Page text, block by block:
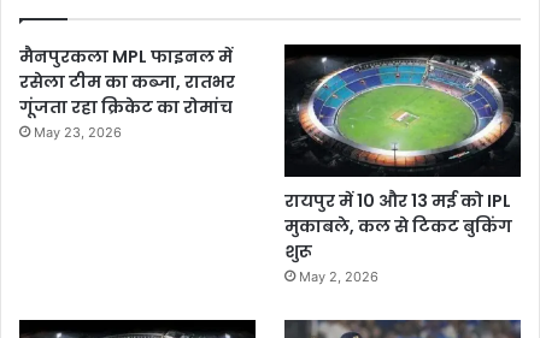
मैनपुरकला MPL फाइनल में
रसेला टीम का कब्जा, रातभर
गूंजता रहा क्रिकेट का रोमांच
May 23, 2026
रायपुर में 10 और 13 मई को IPL
मुकाबले, कल से टिकट बुकिंग
शुरू
May 2, 2026